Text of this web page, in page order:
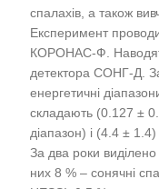
спалахів, а також
Експеримент
КОРОНАС-Ф.
детектора СОНГ-Д.
енергетичні
складають (0.127 ±
діапазон) і (4.4 ±
За два роки
них 8 % – сонячні